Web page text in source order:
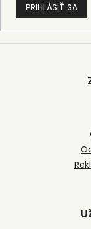
PRIHLÁSIŤ SA
Z